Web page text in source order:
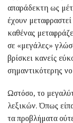
απαράδεκτη ως
έχουν
καθένας
σε «μεγάλες»
βρίσκει κανείς
σημαντικότερης
Ωστόσο, το
λεξικών. Όπως
τα προβλήματα